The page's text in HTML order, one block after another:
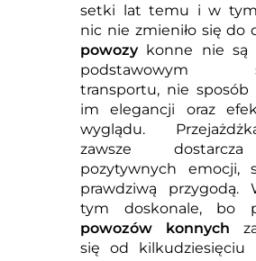
setki lat temu i w tym
nic nie zmieniło się do
powozykonne nie są
podstawowym
transportu, nie sposób
im elegancji oraz
wyglądu.
zawsze
pozytywnych emocji,
prawdziwą przygodą.
tym doskonale, bo
powozów konnych
się od kilkudziesięciu